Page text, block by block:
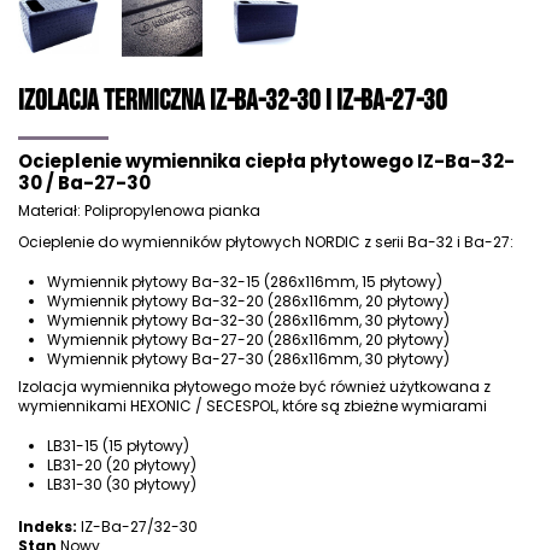
Izolacja Termiczna IZ-Ba-32-30 i IZ-Ba-27-30
Ocieplenie wymiennika ciepła płytowegoIZ-Ba-32-
30 / Ba-27-30
Materiał: Polipropylenowa pianka
Ocieplenie do wymienników płytowych NORDIC z serii Ba-32 i Ba-27:
Wymiennik płytowy Ba-32-15 (286x116mm, 15 płytowy)
Wymiennik płytowy Ba-32-20 (286x116mm, 20 płytowy)
Wymiennik płytowy Ba-32-30 (286x116mm, 30 płytowy)
Wymiennik płytowy Ba-27-20 (286x116mm, 20 płytowy)
Wymiennik płytowy Ba-27-30 (286x116mm, 30 płytowy)
Izolacja wymiennika płytowego może być również użytkowana z
wymiennikami HEXONIC / SECESPOL, które są zbieżne wymiarami
LB31-15 (15 płytowy)
LB31-20 (20 płytowy)
LB31-30 (30 płytowy)
Indeks: IZ-Ba-27/32-30
Stan Nowy